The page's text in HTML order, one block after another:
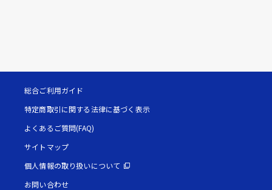
総合ご利用ガイド
特定商取引に関する法律に基づく表示
よくあるご質問(FAQ)
サイトマップ
個人情報の取り扱いについて
お問い合わせ